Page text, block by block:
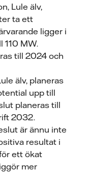
Lule älv,
ta ett
ligger i
110 MW.
till 2024 och
älv, planeras
upp till
planeras till
2032.
är ännu inte
resultat i
ett ökat
mer